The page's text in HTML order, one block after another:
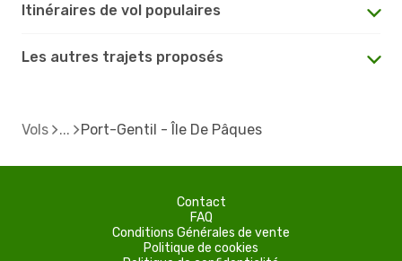
Itinéraires de vol populaires
Les autres trajets proposés
Vols Port-Gentil - Île De Pâques
Contact
FAQ
Conditions Générales de vente
Politique de cookies